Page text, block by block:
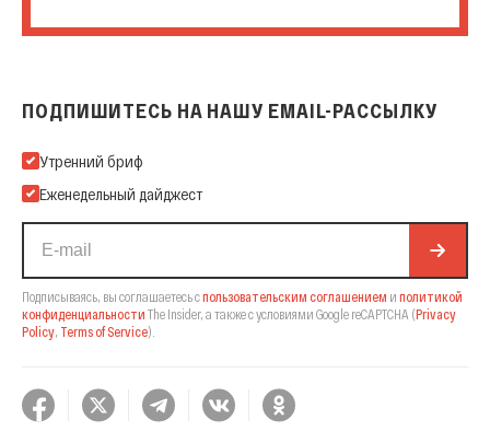
ПОДПИШИТЕСЬ НА НАШУ EMAIL-РАССЫЛКУ
Подпишитесь на нашу Email-рассылку
Утренний бриф
Еженедельный дайджест
Подписываясь, вы соглашаетесь спользовательским соглашением и политикой
конфиденциальности The Insider, а также с условиями Google reCAPTCHA (Privacy
Policy, Terms of Service).